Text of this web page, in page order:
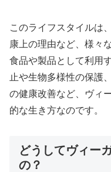
このライフスタイルは
康上の理由など、様々
食品や製品として利用
止や生物多様性の保護
の健康改善など、ヴィ
的な生き方なのです。
どうしてヴィー
の？